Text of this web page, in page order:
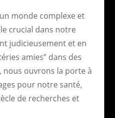
monde complexe et
crucial dans notre
judicieusement et en
amies” dans des
ouvrons la porte à
pour notre santé,
de recherches et